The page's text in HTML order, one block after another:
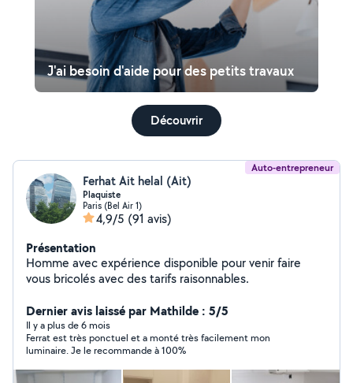
J'ai besoin d'aide pour des petits travaux
Découvrir
Auto-entrepreneur
Ferhat Ait helal (Ait)
Plaquiste
Paris (Bel Air 1)
4,9/5 (91 avis)
Présentation
Homme avec expérience disponible pour venir faire
vous bricolés avec des tarifs raisonnables.
Dernier avis laissé par Mathilde : 5/5
Il y a plus de 6 mois
Ferrat est très ponctuel et a monté très facilement mon
luminaire. Je le recommande à 100%